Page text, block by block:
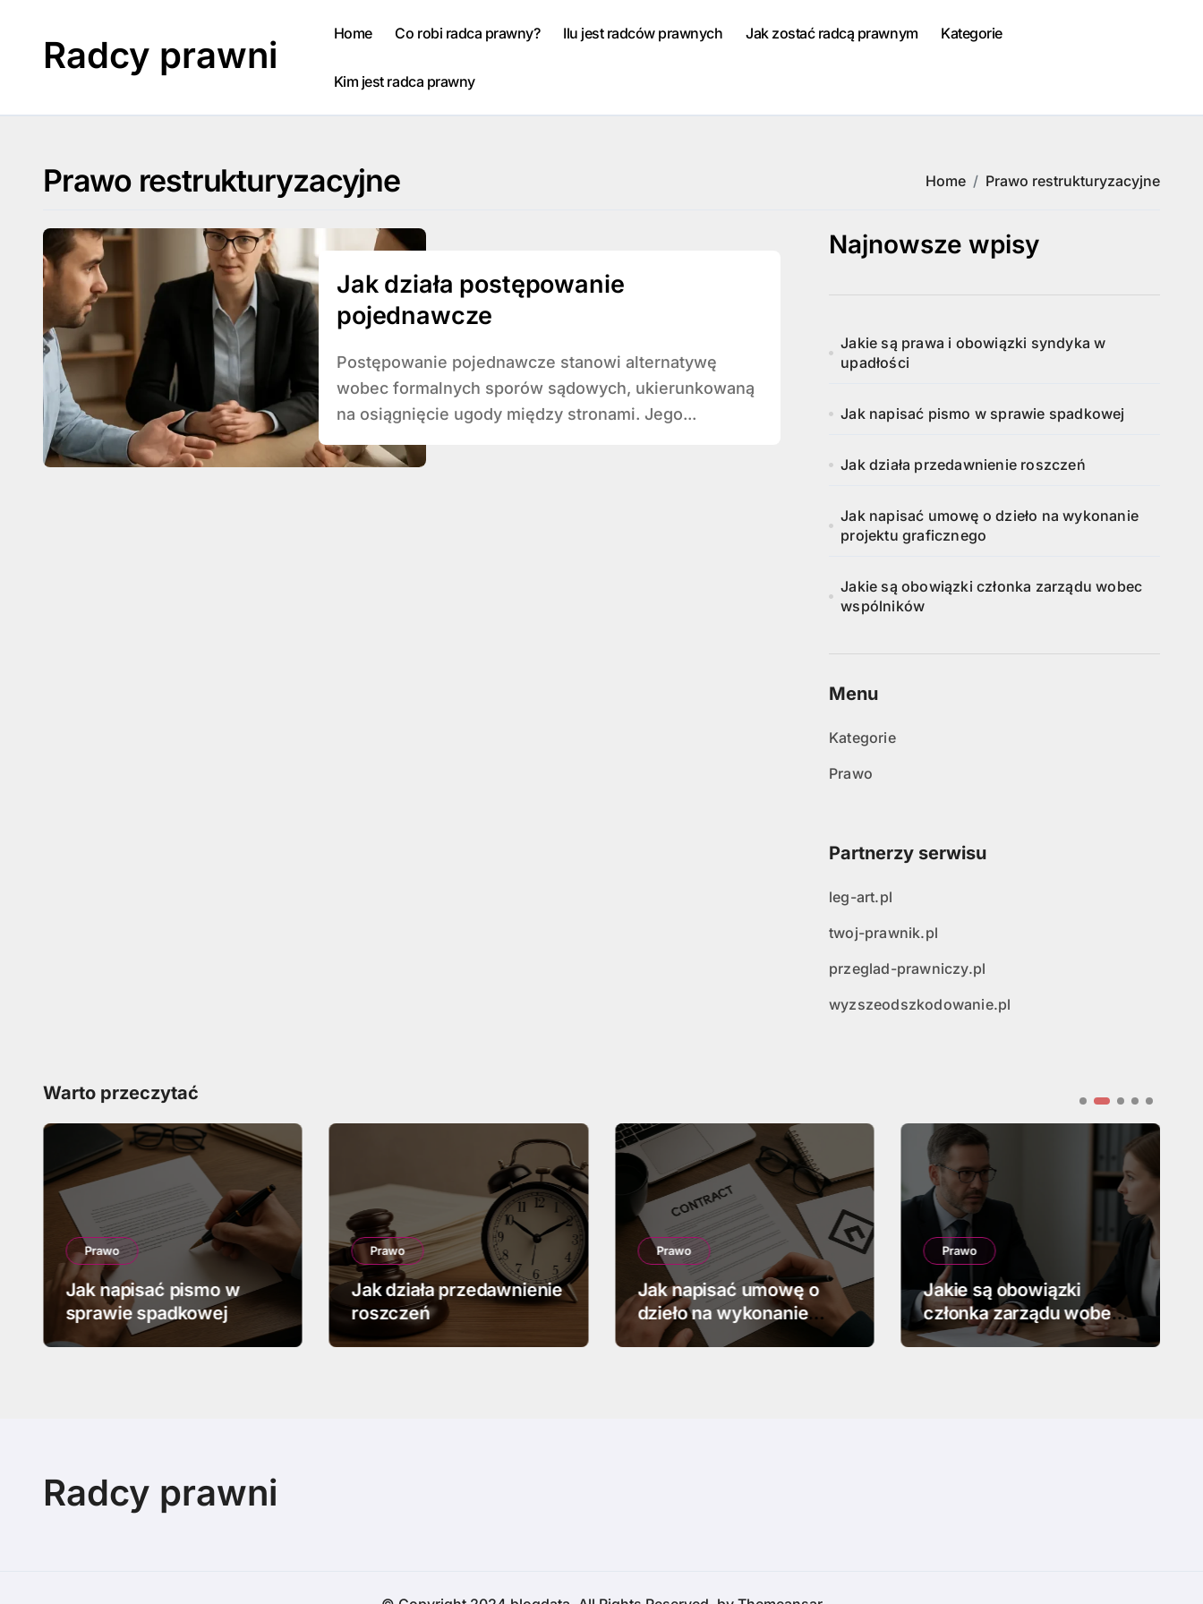
contentRadcy prawni Home Co robi radca prawny? Ilu jest radców prawnych Jak zostać radcą prawnym Kategorie
Kim jest radca prawny
Prawo restrukturyzacyjne Home Prawo restrukturyzacyjne
Jak działa postępowanie
pojednawcze
Postępowanie pojednawcze stanowi alternatywę
wobec formalnych sporów sądowych, ukierunkowaną
na osiągnięcie ugody między stronami. Jego...
Najnowsze wpisy
Jakie są prawa i obowiązki syndyka w
upadłości
Jak napisać pismo w sprawie spadkowej
Jak działa przedawnienie roszczeń
Jak napisać umowę o dzieło na wykonanie
projektu graficznego
Jakie są obowiązki członka zarządu wobec
wspólników
Menu
Kategorie
Prawo
Partnerzy serwisu
leg-art.pl
twoj-prawnik.pl
przeglad-prawniczy.pl
wyzszeodszkodowanie.pl
Warto przeczytać
Prawo
Jak napisać pismo w
sprawie spadkowej
Prawo
Jak działa przedawnienie
roszczeń
Prawo
Jak napisać umowę o
dzieło na wykonanie
projektu graficznego
Prawo
Jakie są obowiązki
członka zarządu wobec
wspólników
Radcy prawni